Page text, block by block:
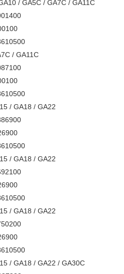
/ GA5C / GA7C / GA11C
/ GA11C
/ GA18 / GA22
/ GA18 / GA22
/ GA18 / GA22
/ GA18 / GA22 / GA30C